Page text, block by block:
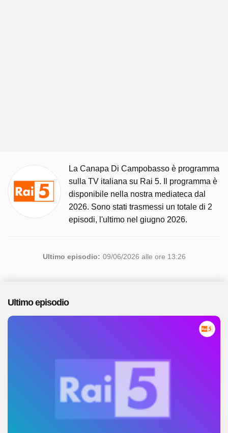
La Canapa Di Campobasso è programma
sulla TV italiana su Rai 5. Il programma è
disponibile nella nostra mediateca dal
2026. Sono stati trasmessi un totale di 2
episodi, l'ultimo nel giugno 2026.
Ultimo episodio: 09/06/2026 alle ore 13:26
Ultimo episodio